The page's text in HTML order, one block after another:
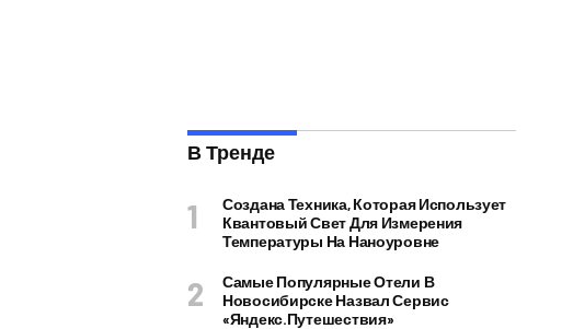
В Тренде
Создана Техника, Которая Использует
Квантовый Свет Для Измерения
Температуры На Наноуровне
Самые Популярные Отели В
Новосибирске Назвал Сервис
«Яндекс.Путешествия»